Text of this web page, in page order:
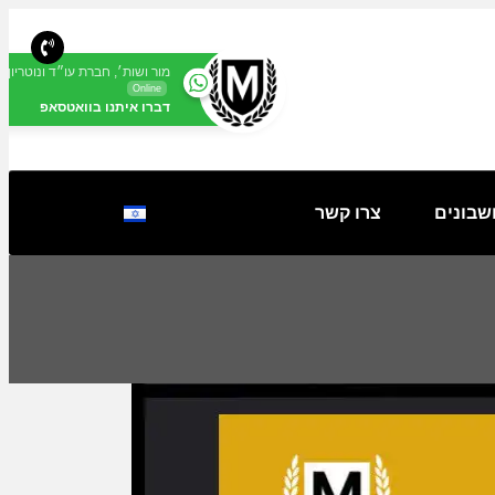
מור ושות׳, חברת עו״ד ונוטריון
Online
דברו איתנו בוואטסאפ
צרו קשר